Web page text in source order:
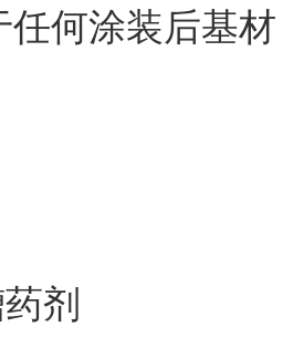
任何涂装后基材
。
：
：
药剂